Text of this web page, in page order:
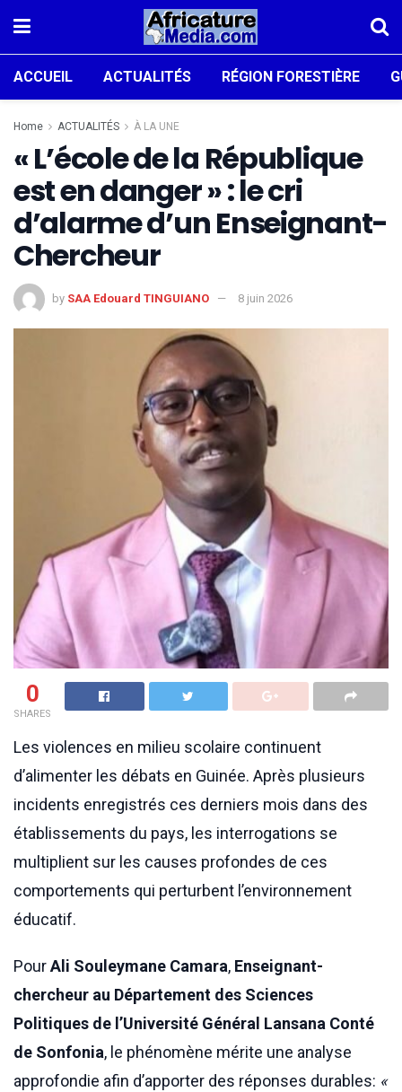
ACCUEIL ACTUALITÉS RÉGION FORESTIÈRE
Home ACTUALITÉS À LA UNE
« L’école de la République
est en danger » : le cri
d’alarme d’un Enseignant-
Chercheur
by SAA Edouard TINGUIANO 8 juin 2026
0
SHARES
Les violences en milieu scolaire continuent
d’alimenter les débats en Guinée. Après plusieurs
incidents enregistrés ces derniers mois dans des
établissements du pays, les interrogations se
multiplient sur les causes profondes de ces
comportements qui perturbent l’environnement
éducatif.
PourAli Souleymane Camara, Enseignant-
chercheur au Département des Sciences
Politiques de l’Université Général Lansana Conté
de Sonfonia, le phénomène mérite une analyse
approfondie afin d’apporter des réponses durables: «